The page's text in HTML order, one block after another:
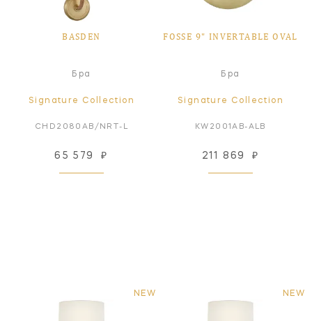
BASDEN
Бра
Signature Collection
CHD2080AB/NRT-L
65 579 ₽
FOSSE 9" INVERTABLE OVAL
Бра
Signature Collection
KW2001AB-ALB
211 869 ₽
NEW NEW